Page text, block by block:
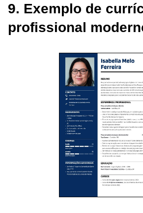
9. Exemplo de
profissional